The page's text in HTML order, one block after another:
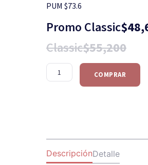
PUM $73.6
Promo Classic$
Classic$55,200
COMPRAR
DescripciónDetalle